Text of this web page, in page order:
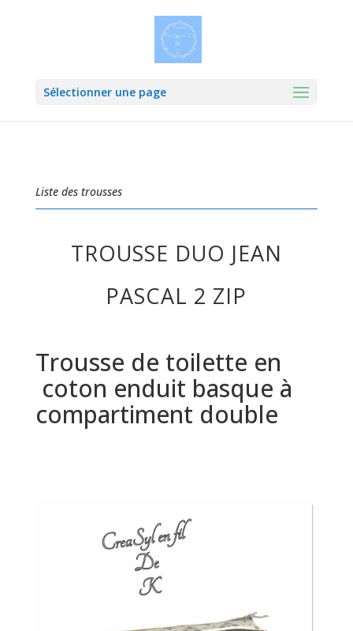
Sélectionner une page
Liste des trousses
TROUSSE DUO JEAN
PASCAL 2 ZIP
Trousse de toilette en
coton enduit basque à
compartiment double